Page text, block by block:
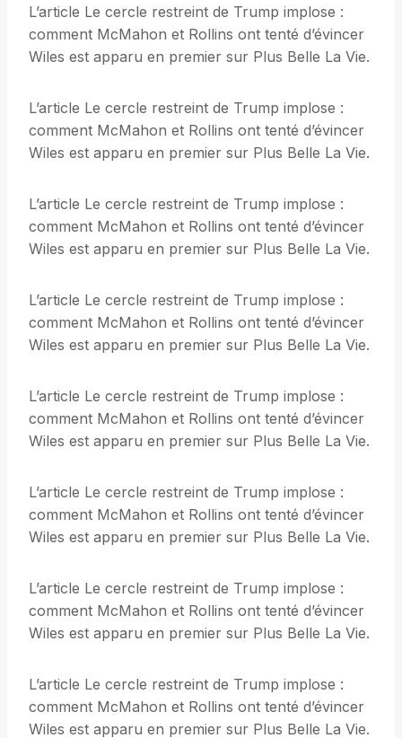
L’article Le cercle restreint de Trump implose :
comment McMahon et Rollins ont tenté d’évincer
Wiles est apparu en premier sur Plus Belle La Vie.
L’article Le cercle restreint de Trump implose :
comment McMahon et Rollins ont tenté d’évincer
Wiles est apparu en premier sur Plus Belle La Vie.
L’article Le cercle restreint de Trump implose :
comment McMahon et Rollins ont tenté d’évincer
Wiles est apparu en premier sur Plus Belle La Vie.
L’article Le cercle restreint de Trump implose :
comment McMahon et Rollins ont tenté d’évincer
Wiles est apparu en premier sur Plus Belle La Vie.
L’article Le cercle restreint de Trump implose :
comment McMahon et Rollins ont tenté d’évincer
Wiles est apparu en premier sur Plus Belle La Vie.
L’article Le cercle restreint de Trump implose :
comment McMahon et Rollins ont tenté d’évincer
Wiles est apparu en premier sur Plus Belle La Vie.
L’article Le cercle restreint de Trump implose :
comment McMahon et Rollins ont tenté d’évincer
Wiles est apparu en premier sur Plus Belle La Vie.
L’article Le cercle restreint de Trump implose :
comment McMahon et Rollins ont tenté d’évincer
Wiles est apparu en premier sur Plus Belle La Vie.